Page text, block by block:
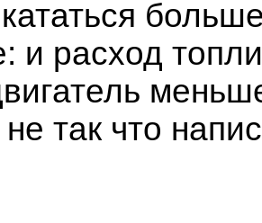
и расход
так что